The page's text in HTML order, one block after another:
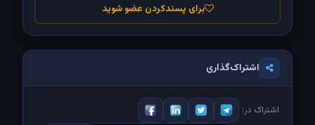
برای پسندکردن عضو شوید
اشتراک‌گذاری
اشتراک در: